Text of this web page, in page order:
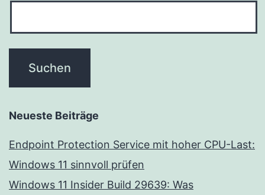
Neueste Beiträge
Endpoint Protection Service mit hoher CPU-Last:
Windows 11 sinnvoll prüfen
Windows 11 Insider Build 29639: Was